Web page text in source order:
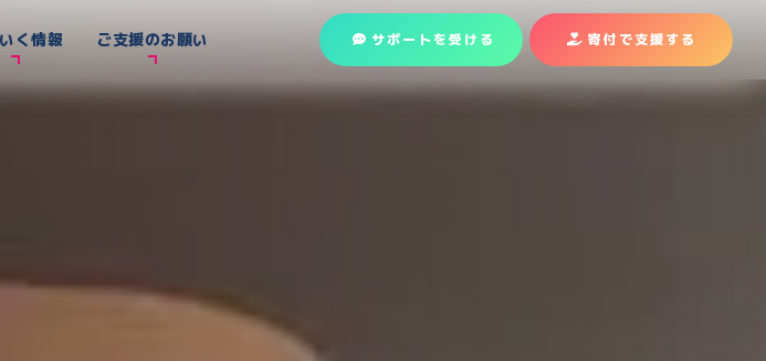
く情報 ご支援のお願い サポートを受ける 寄付で支援 する